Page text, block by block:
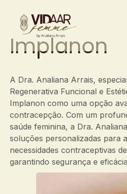
Implanon
A Dra. Analiana Arrais,
Regenerativa Funcional e
Implanon como uma opção
contracepção. Com um
saúde feminina, a Dra.
soluções personalizadas para
necessidades contraceptivas
garantindo segurança e